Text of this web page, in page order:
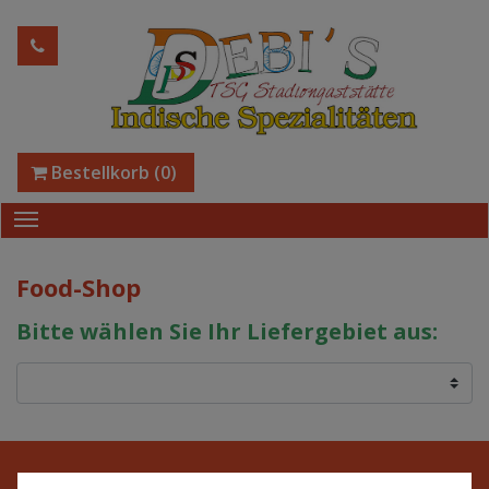
Bestellkorb (0)
Food-Shop
Bitte wählen Sie Ihr Liefergebiet aus: